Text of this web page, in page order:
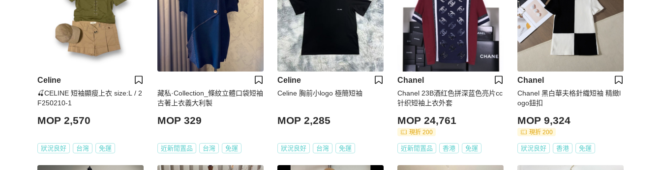
Celine
🍒CELINE 短袖顯瘦上衣 size:L / 2
F250210-1
MOP 2,570
狀況良好 台灣 免運
藏私·Collection_條紋立體口袋短袖
古著上衣義大利製
MOP 329
近新閒置品 台灣 免運
Celine
Celine 胸前小logo 極簡短袖
MOP 2,285
狀況良好 台灣 免運
Chanel
Chanel 23B酒红色拼深蓝色亮片cc
针织短袖上衣外套
MOP 24,761
現折 200
近新閒置品 香港 免運
Chanel
Chanel 黑白華夫格針織短袖 精緻l
ogo鈕扣
MOP 9,324
現折 200
狀況良好 香港 免運